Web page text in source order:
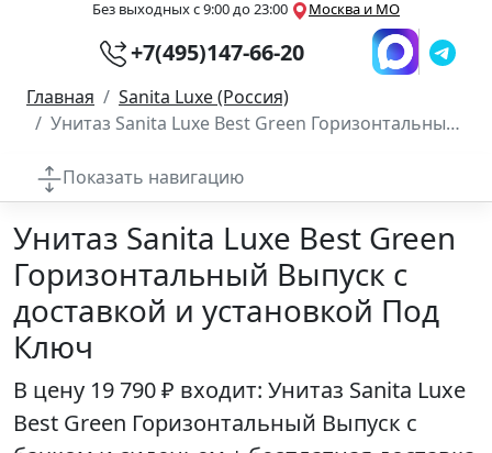
Без выходных с 9:00 до 23:00 Москва и МО
+7(495)147-66-20
Главная
Sanita Luxe (Россия)
Унитаз Sanita Luxe Best Green Горизонтальный Выпуск
Показать навигацию
Унитаз Sanita Luxe Best Green
Горизонтальный Выпуск с
доставкой и установкой Под
Ключ
В цену 19 790 ₽ входит: Унитаз Sanita Luxe
Best Green Горизонтальный Выпуск с